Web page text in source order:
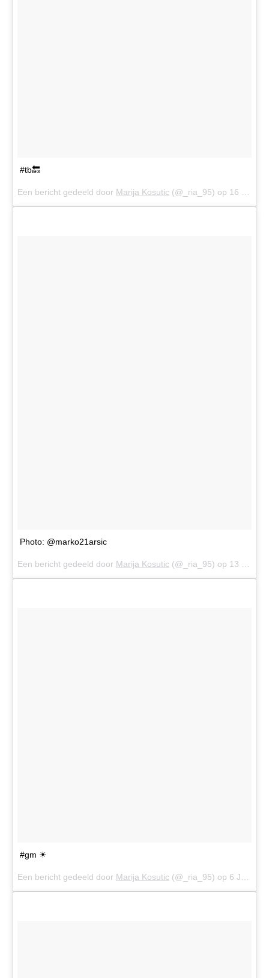
#tb🔙
Een bericht gedeeld door Marija Kosutic (@_ria_95) op 16 Feb 2017 om 2:08 (PST)
Photo: @marko21arsic
Een bericht gedeeld door Marija Kosutic (@_ria_95) op 13 Sep 2016 om 1:42 (PDT)
#gm ☀
Een bericht gedeeld door Marija Kosutic (@_ria_95) op 6 Jul 2016 om 3:47 (PDT)